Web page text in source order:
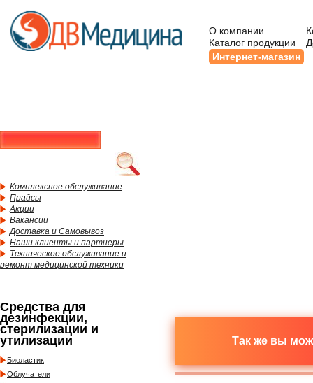
О компании
Каталог продукции
Интернет-магазин
Комплексное обслуживание
Прайсы
Акции
Вакансии
Доставка и Самовывоз
Наши клиенты и партнеры
Техническое обслуживание и
ремонт медицинской техники
Средства для
дезинфекции,
стерилизации и
утилизации
Биоластик
Облучатели
Так же вы